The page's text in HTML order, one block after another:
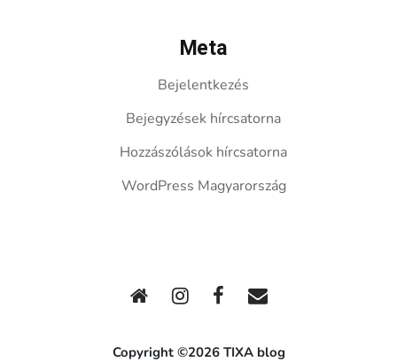
Meta
Bejelentkezés
Bejegyzések hírcsatorna
Hozzászólások hírcsatorna
WordPress Magyarország
Copyright ©2026 TIXA blog